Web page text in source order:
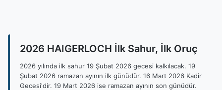
2026 HAIGERLOCH İlk Sahur, İlk Oruç
2026 yılında ilk sahur 19 Şubat 2026 gecesi kalkılacak. 19
Şubat 2026 ramazan ayının ilk günüdür. 16 Mart 2026 Kadir
Gecesi'dir. 19 Mart 2026 ise ramazan ayının son günüdür.